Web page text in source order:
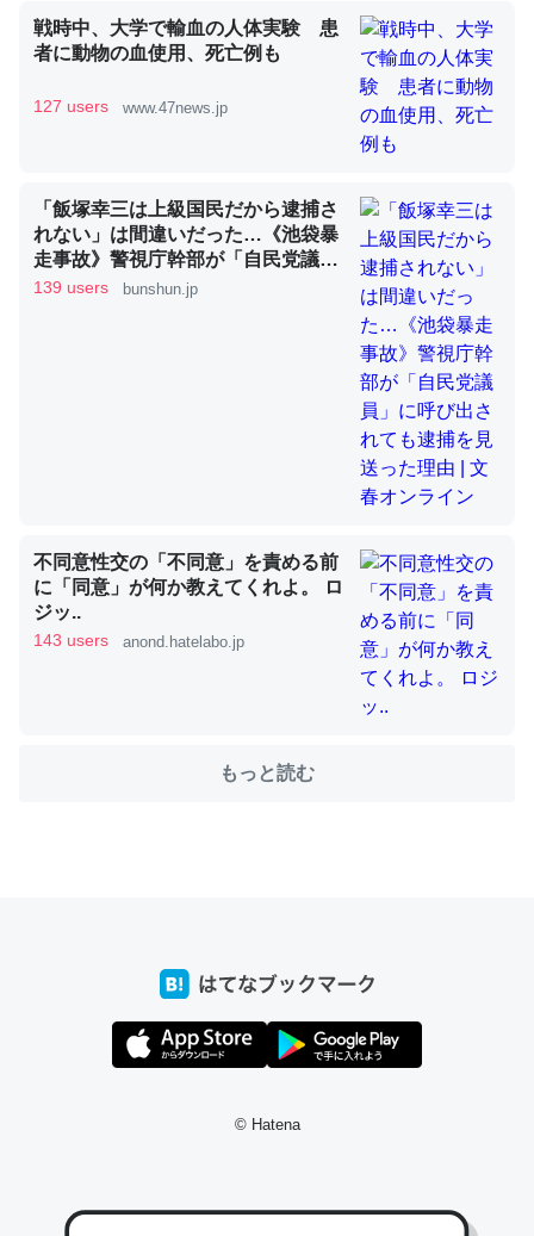
いる鋏角類（カブトガニ・ウミグモ）はカルシウムを使わ
ずキチンを強化してる筈だが、酵素が違うのか？
─ニュース :: 【研究発表】昆虫学の大問題＝「昆虫はなぜ海にいな
これを元に考えるとカルシウムを大量に使う脊椎動物と貝
類は苦労してるんだな…。腹足類だと殻を無くしてナメク
ジになったり努力してるし。
─ニュース :: 【研究発表】昆虫学の大問題＝「昆虫はなぜ海にいな
ウチもEchoを実家に置いて４年。でたまに覗いてる。ぼ
位置情報を共有してる。電池残量や充電中かが分かるので
これ見て生きてるなって分かる。
─たまにLINEするくらいだった遠方の父67歳と僕。ITツール導入で
コミュニケーションが劇的に変化した｜tayorini by LIFULL介護
たいなのでネット環境作ったけどAlexaしか使わないので
戦時中、大学で輸血の人体実験 患
者に動物の血使用、死亡例も
127 users www.47news.jp
「飯塚幸三は上級国民だから逮捕さ
れない」は間違いだった…《池袋暴
走事故》警視庁幹部が「自民党議
員」に呼び出されても逮捕を見送っ
139 users bunshun.jp
不同意性交の「不同意」を責める前
に「同意」が何か教えてくれよ。 ロ
ジッ..
143 users anond.hatelabo.jp
もっと読む
© Hatena